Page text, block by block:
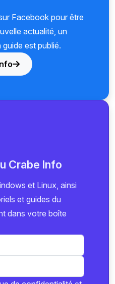
Facebook pour être
actualité, un
est publié.
Crabe Info
et Linux, ainsi
et guides du
dans votre boîte